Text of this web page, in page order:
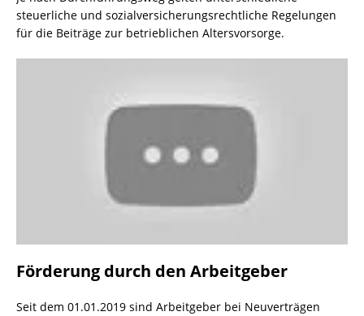
steuerliche und sozialversicherungsrechtliche Regelungen
für die Beiträge zur betrieblichen Altersvorsorge.
Förderung durch den Arbeitgeber
Seit dem 01.01.2019 sind Arbeitgeber bei Neuverträgen